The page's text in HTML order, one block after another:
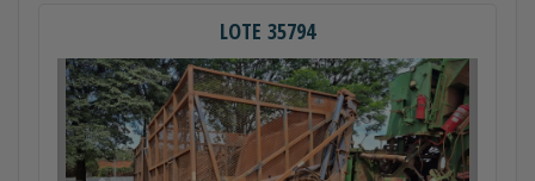
LOTE 35794
Anterior Próximo